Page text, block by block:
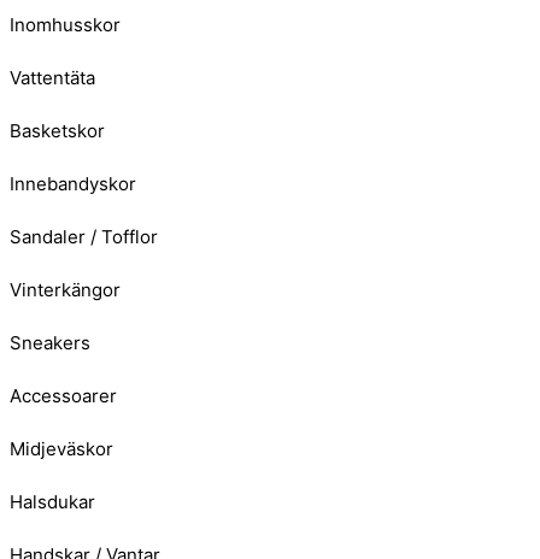
Inomhusskor
Vattentäta
Basketskor
Innebandyskor
Sandaler / Tofflor
Vinterkängor
Sneakers
Accessoarer
Midjeväskor
Halsdukar